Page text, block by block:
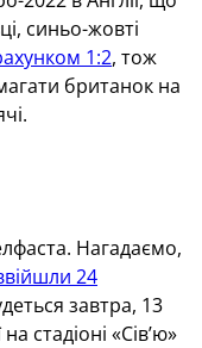
синьо-жовті
1:2, тож
британок на
Нагадаємо,
24
завтра, 13
стадіоні «Сів’ю»